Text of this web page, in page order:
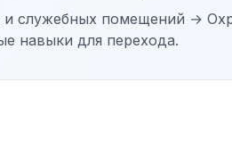
служебных помещений →
навыки для перехода.